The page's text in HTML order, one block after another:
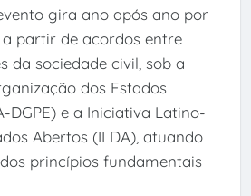
gira ano após ano por
partir de acordos entre
da sociedade civil, sob a
dos Estados
DGPE) e a Iniciativa Latino-
Abertos (ILDA), atuando
princípios fundamentais